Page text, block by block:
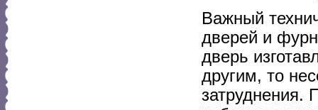
Важный
дверей и
дверь
другим, то
затруднения.